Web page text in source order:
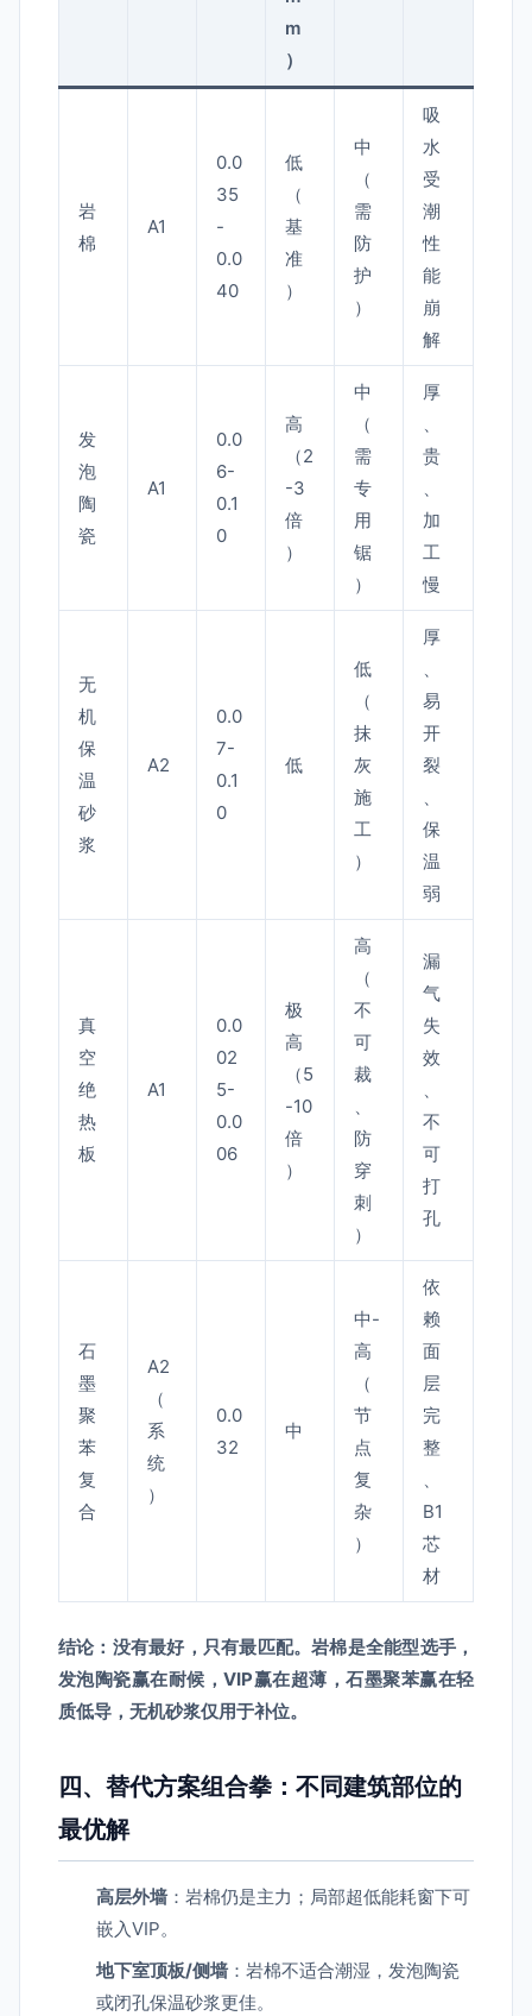
m
）
岩
棉
A1
0.0
35
-
0.0
40
低
（
基
准
）
中
（
需
防
护
）
吸
水
受
潮
性
能
崩
解
发
泡
陶
瓷
A1
0.0
6-
0.1
0
高
（2
-3
倍
）
中
（
需
专
用
锯
）
厚
、
贵
、
加
工
慢
无
机
保
温
砂
浆
A2
0.0
7-
0.1
0
低
低
（
抹
灰
施
工
）
厚
、
易
开
裂
、
保
温
弱
真
空
绝
热
板
A1
0.0
02
5-
0.0
06
极
高
（5
-10
倍
）
高
（
不
可
裁
、
防
穿
刺
）
漏
气
失
效
、
不
可
打
孔
石
墨
聚
苯
复
合
A2
（
系
统
）
0.0
32
中
中-
高
（
节
点
复
杂
）
依
赖
面
层
完
整
、
B1
芯
材
结论：没有最好，只有最匹配。岩棉是全能型选手，
发泡陶瓷赢在耐候，VIP赢在超薄，石墨聚苯赢在轻
质低导，无机砂浆仅用于补位。
四、替代方案组合拳：不同建筑部位的
最优解
高层外墙：岩棉仍是主力；局部超低能耗窗下可
嵌入VIP。
地下室顶板/侧墙：岩棉不适合潮湿，发泡陶瓷
或闭孔保温砂浆更佳。